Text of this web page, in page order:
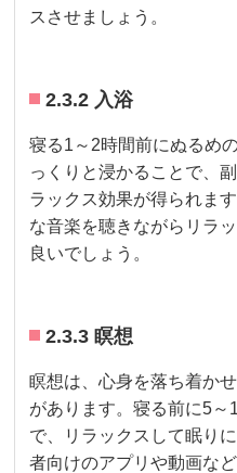
スさせましょう。
2.3.2 入浴
寝る1～2時間前にぬるめ
っくりと浸かることで、
ラックス効果が得られま
な音楽を聴きながらリラ
良いでしょう。
2.3.3 瞑想
瞑想は、心身を落ち着か
があります。寝る前に5～
で、リラックスして眠り
者向けのアプリや動画な